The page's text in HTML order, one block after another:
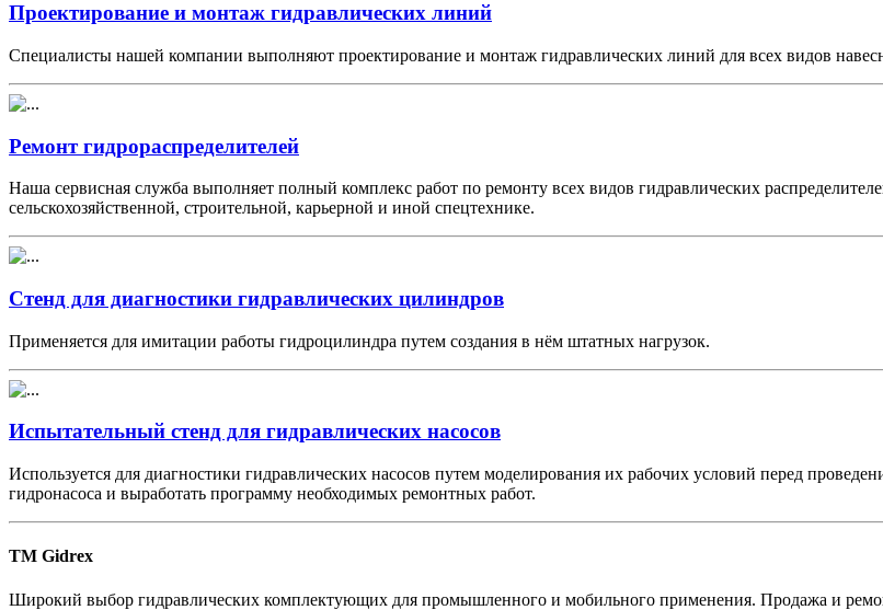
Проектирование и монтаж гидравлических линий
Специалисты нашей компании выполняют проектирование и монтаж гидравлических линий для всех видов
Ремонт гидрораспределителей
Наша сервисная служба выполняет полный комплекс работ по ремонту всех видов гидравлических
сельскохозяйственной, строительной, карьерной и иной спецтехнике.
Стенд для диагностики гидравлических цилиндров
Применяется для имитации работы гидроцилиндра путем создания в нём штатных нагрузок.
Испытательный стенд для гидравлических насосов
Используется для диагностики гидравлических насосов путем моделирования их рабочих условий перед
гидронасоса и выработать программу необходимых ремонтных работ.
TM Gidrex
Широкий выбор гидравлических комплектующих для промышленного и мобильного применения. Продажа и